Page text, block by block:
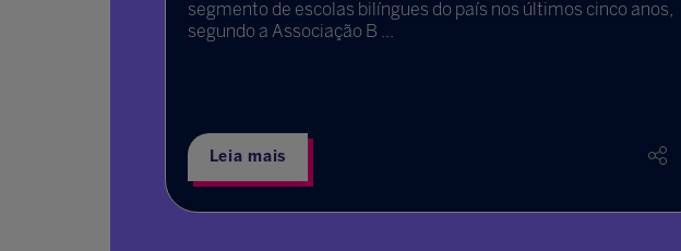
segmento de escolas bilíngues do país nos últimos cinco anos,
segundo a Associação B ...
Leia mais